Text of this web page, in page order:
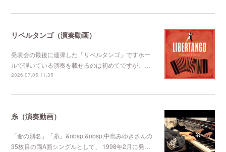
リベルタンゴ（演奏動画）
発表会の最後に連弾した「リベルタンゴ」ですホー
ルで弾いている演奏を載せるのは初めてですが、…
2026.07.05 11:35
糸（演奏動画）
「命の別名」「糸」&nbsp;&nbsp;中島みゆきさんの
35枚目の両A面シングルとして、 1998年2月に発…